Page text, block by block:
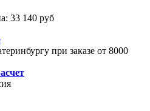
33 140 руб
при заказе от 8000